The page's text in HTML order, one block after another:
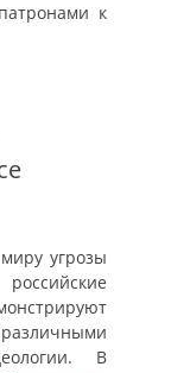
к
угрозы
В